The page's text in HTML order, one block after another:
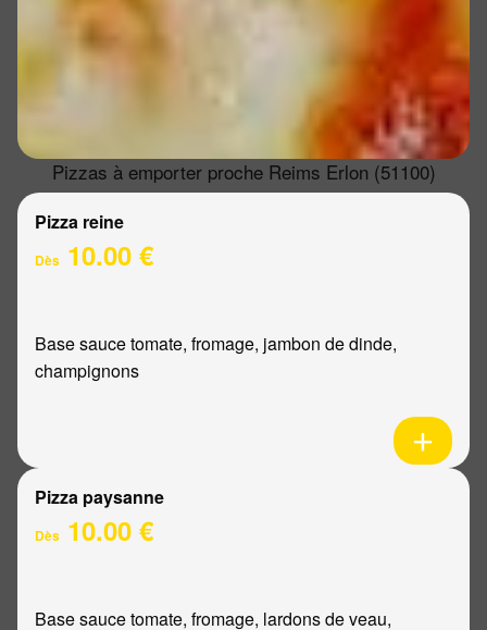
Pizzas à emporter proche Reims Erlon (51100)
Pizza reine
Dès 10.00 €
Base sauce tomate, fromage, jambon de dinde,
champignons
Pizza paysanne
Dès 10.00 €
Base sauce tomate, fromage, lardons de veau,